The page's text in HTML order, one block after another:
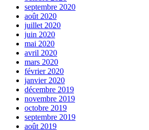
septembre 2020
août 2020
juillet 2020
juin 2020
mai 2020
avril 2020
mars 2020
février 2020
janvier 2020
décembre 2019
novembre 2019
octobre 2019
septembre 2019
août 2019